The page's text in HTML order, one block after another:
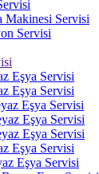
Makinesi Servisi
Servisi
Eşya Servisi
Eşya Servisi
Eşya Servisi
Eşya Servisi
Eşya Servisi
Eşya Servisi
Eşya Servisi